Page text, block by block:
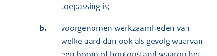
toepassing is;
b.
voorgenomen werkzaamheden van
welke aard dan ook als gevolg waarvan
een boom of houtopstand waarop het